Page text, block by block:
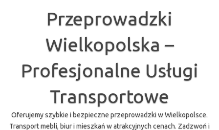
Przeprowadzki
Wielkopolska –
Profesjonalne Usługi
Transportowe
Oferujemy szybkie i bezpieczne przeprowadzki w Wielkopolsce.
Transport mebli, biur i mieszkań w atrakcyjnych cenach. Zadzwoń i